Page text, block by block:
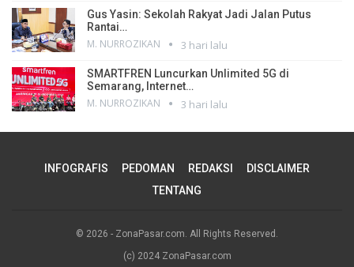
Gus Yasin: Sekolah Rakyat Jadi Jalan Putus
Rantai…
M. NURROZIKAN 3 hari lalu
SMARTFREN Luncurkan Unlimited 5G di
Semarang, Internet…
M. NURROZIKAN 3 hari lalu
INFOGRAFIS PEDOMAN REDAKSI
DISCLAIMER
TENTANG
© 2026 - ZonaPasar.com. All Rights Reserved.
(c) 2024 ZonaPasar.com